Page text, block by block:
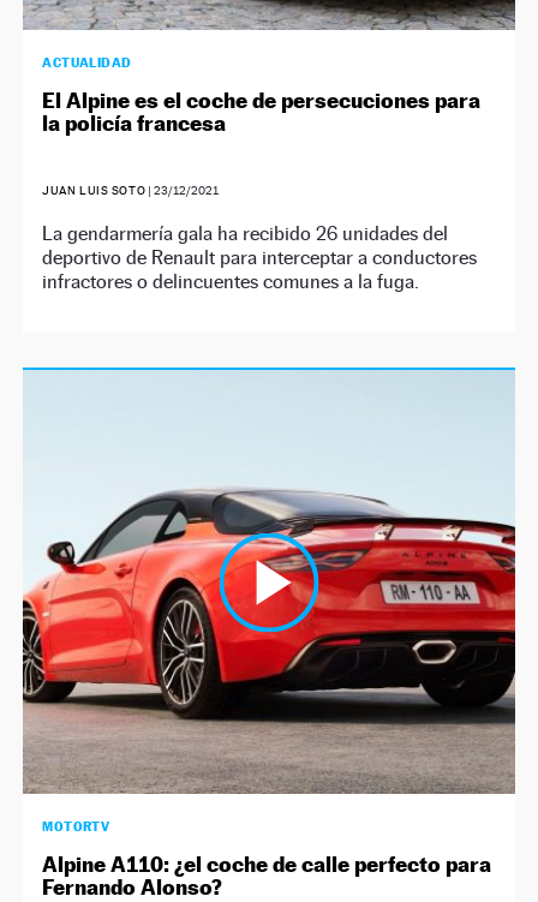
ACTUALIDAD
El Alpine es el coche de persecuciones para
la policía francesa
JUAN LUIS SOTO |23/12/2021
La gendarmería gala ha recibido 26 unidades del
deportivo de Renault para interceptar a conductores
infractores o delincuentes comunes a la fuga.
MOTORTV
Alpine A110: ¿el coche de calle perfecto para
Fernando Alonso?